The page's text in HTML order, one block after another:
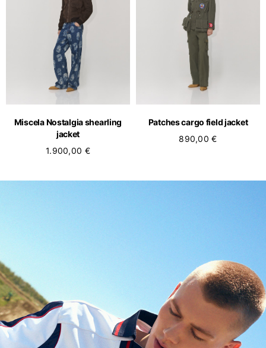
Miscela Nostalgia shearling
jacket
1.900,00 €
Patches cargo field jacket
890,00 €